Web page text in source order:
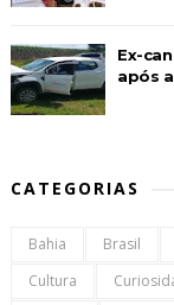
Ex-
após
CATEGORIAS
Bahia Brasil
Cultura